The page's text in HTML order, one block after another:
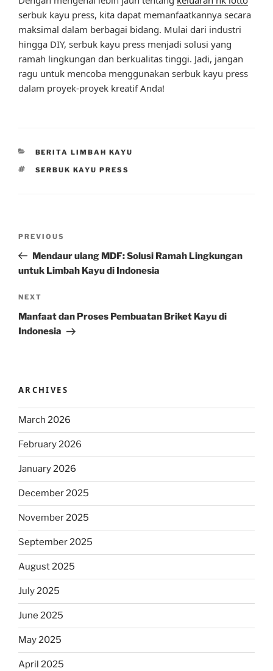
serbuk kayu press, kita dapat memanfaatkannya secara
maksimal dalam berbagai bidang. Mulai dari industri
hingga DIY, serbuk kayu press menjadi solusi yang
ramah lingkungan dan berkualitas tinggi. Jadi, jangan
ragu untuk mencoba menggunakan serbuk kayu press
dalam proyek-proyek kreatif Anda!
CATEGORIES
BERITA LIMBAH KAYU
TAGS
SERBUK KAYU PRESS
Previous
Post
PREVIOUS
Mendaur ulang MDF: Solusi Ramah Lingkungan
untuk Limbah Kayu di Indonesia
Next
Post
NEXT
Manfaat dan Proses Pembuatan Briket Kayu di
Indonesia
ARCHIVES
March 2026
February 2026
January 2026
December 2025
November 2025
September 2025
August 2025
July 2025
June 2025
May 2025
April 2025